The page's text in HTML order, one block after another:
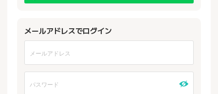
メールアドレスでログイン